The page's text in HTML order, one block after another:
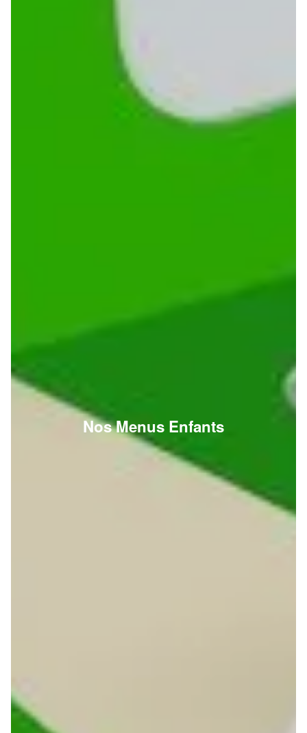
Nos Menus Enfants